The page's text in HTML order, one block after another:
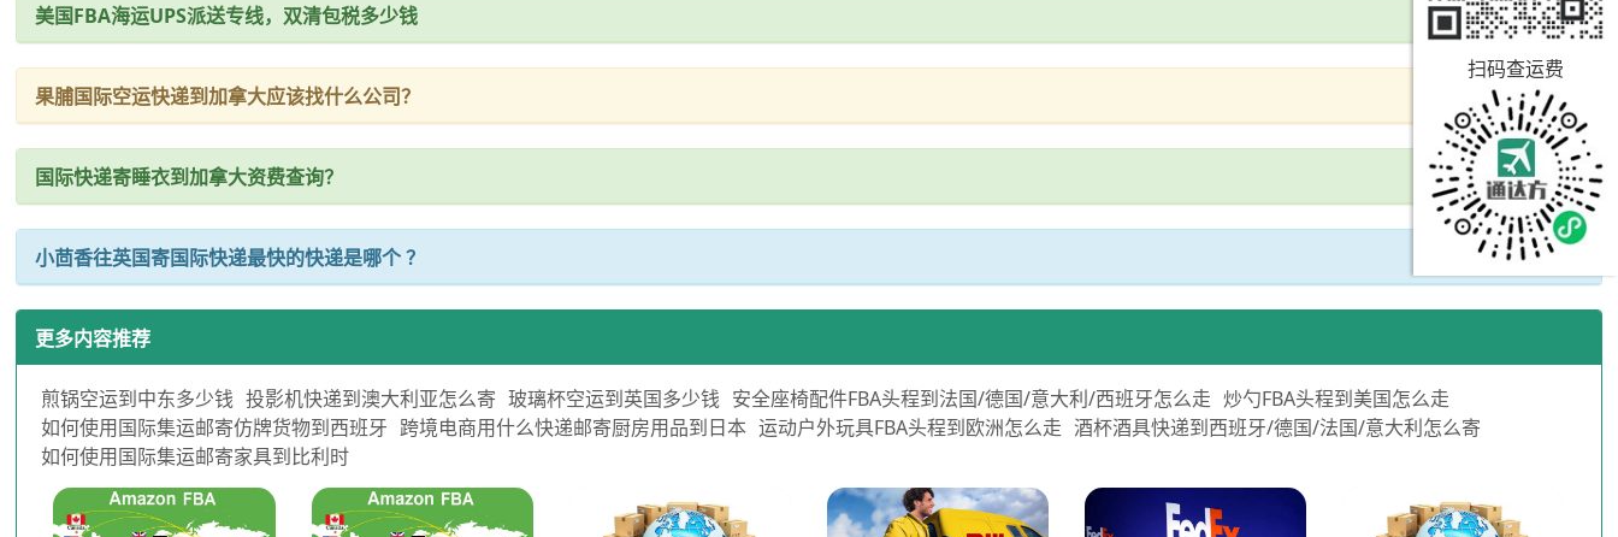
美国FBA海运UPS派送专线，双清包税多少钱
果脯国际空运快递到加拿大应该找什么公司？
国际快递寄睡衣到加拿大资费查询？
小茴香往英国寄国际快递最快的快递是哪个 ？
更多内容推荐
煎锅空运到中东多少钱 投影机快递到澳大利亚怎么寄 玻璃杯空运到英国多少钱 安全座椅配件FBA头程到法国/德国/意大利/西班牙怎么走 炒勺FBA头程到美国怎么走
如何使用国际集运邮寄仿牌货物到西班牙 跨境电商用什么快递邮寄厨房用品到日本 运动户外玩具FBA头程到欧洲怎么走 酒杯酒具快递到西班牙/德国/法国/意大利怎么寄
如何使用国际集运邮寄家具到比利时
扫码查运费